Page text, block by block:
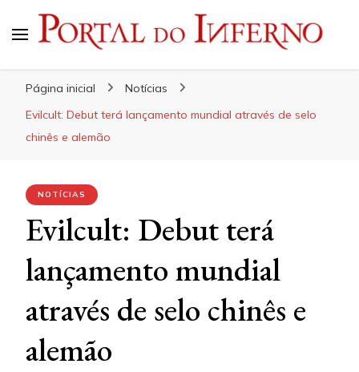
Página inicial
Notícias
Evilcult: Debut terá lançamento mundial através de selo
chinês e alemão
NOTÍCIAS
Evilcult: Debut terá
lançamento mundial
através de selo chinês e
alemão